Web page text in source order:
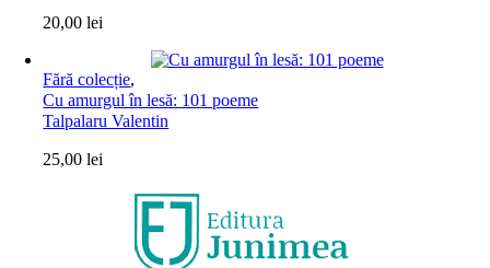
20,00lei
Fără colecție,
Cu amurgul în lesă: 101 poeme
Talpalaru Valentin
25,00lei